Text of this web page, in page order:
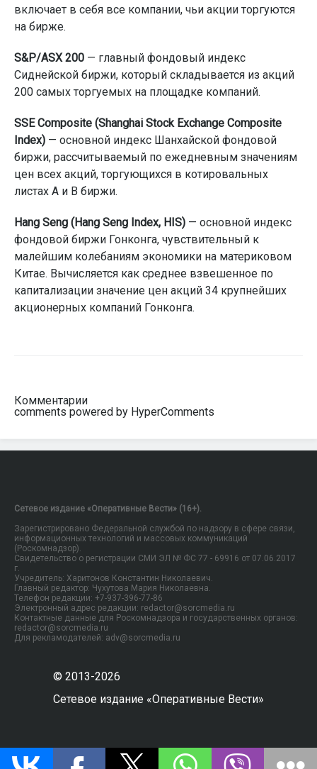
включает в себя все компании, чьи акции торгуются
на бирже.
S&P/ASX 200 — главный фондовый индекс
Сиднейской биржи, который складывается из акций
200 самых торгуемых на площадке компаний.
SSE Composite (Shanghai Stock Exchange Composite
Index) — основной индекс Шанхайской фондовой
биржи, рассчитываемый по ежедневным значениям
цен всех акций, торгующихся в котировальных
листах А и В биржи.
Hang Seng (Hang Seng Index, HIS) — основной индекс
фондовой биржи Гонконга, чувствительный к
малейшим колебаниям экономики на материковом
Китае. Вычисляется как среднее взвешенное по
капитализации значение цен акций 34 крупнейших
акционерных компаний Гонконга.
Комментарии
comments powered by HyperComments
Сетевое издание «Оперативные Вести» (16+).
Зарегистрировано Федеральной службой по надзору в сфере связи,
информационных технологий и массовых коммуникаций
(Роскомнадзор).
Свидетельство о регистрации СМИ ЭЛ № ФС 77 - 69916 от 07.06.2017
г.
Учредитель: Харитонов Константин Николаевич.
Главный редактор: Чухутова Мария Николаевна.
Телефон редакции: +7-937-396-77-86
Электронный адрес редакции: redactor@sorcmedia.ru
Контактные данные для Роскомнадзора и государственных органов:
redactor@sorcmedia.ru
Для рекламодателей: adv@sorcmedia.ru
© 2013-2026
Сетевое издание «Оперативные Вести»